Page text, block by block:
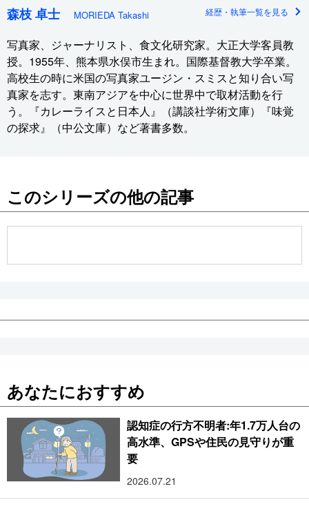
森枝 卓士 MORIEDA Takashi 経歴・執筆一覧を見る
写真家、ジャーナリスト、食文化研究家。大正大学客員教
授。1955年、熊本県水俣市生まれ。国際基督教大学卒業。
高校生の時に米国の写真家ユージン・スミスと知り合い写
真家を志す。東南アジアを中心に世界中で取材活動を行
う。『カレーライスと日本人』（講談社学術文庫）『味覚
の探求』（中公文庫）など著書多数。
このシリーズの他の記事
あなたにおすすめ
認知症の行方不明者:年1.7万人台の
高水準、GPSや住民の見守りが重
要
2026.07.21